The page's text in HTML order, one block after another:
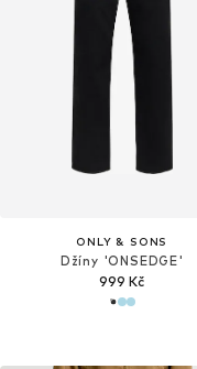
ONLY & SONS
Džíny 'ONSEDGE'
999 Kč